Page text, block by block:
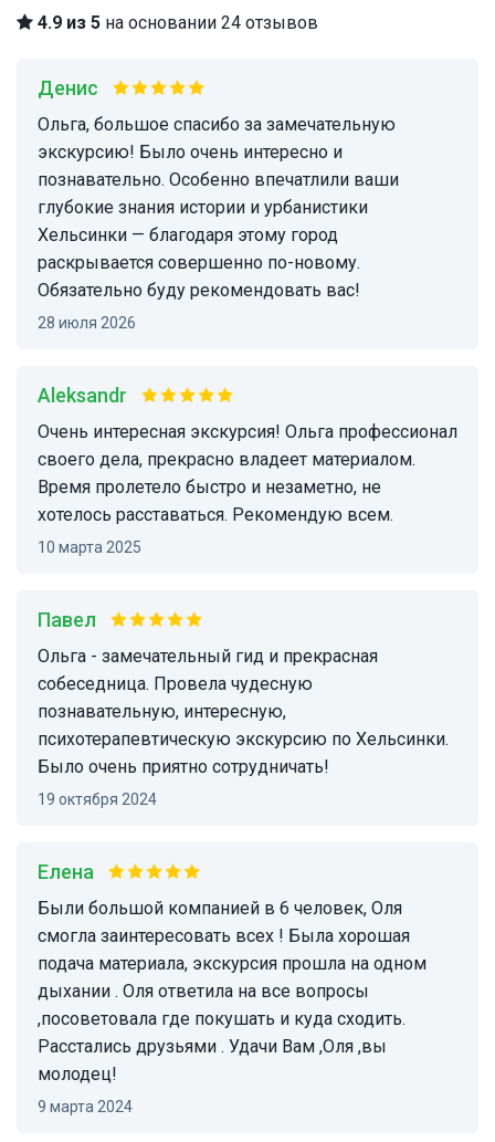
4.9 из 5 на основании 24 отзывов
Денис
Ольга, большое спасибо за замечательную
экскурсию! Было очень интересно и
познавательно. Особенно впечатлили ваши
глубокие знания истории и урбанистики
Хельсинки — благодаря этому город
раскрывается совершенно по-новому.
Обязательно буду рекомендовать вас!
28 июля 2026
Aleksandr
Очень интересная экскурсия! Ольга профессионал
своего дела, прекрасно владеет материалом.
Время пролетело быстро и незаметно, не
хотелось расставаться. Рекомендую всем.
10 марта 2025
Павел
Ольга - замечательный гид и прекрасная
собеседница. Провела чудесную
познавательную, интересную,
психотерапевтическую экскурсию по Хельсинки.
Было очень приятно сотрудничать!
19 октября 2024
Елена
Были большой компанией в 6 человек, Оля
смогла заинтересовать всех ! Была хорошая
подача материала, экскурсия прошла на одном
дыхании . Оля ответила на все вопросы
,посоветовала где покушать и куда сходить.
Расстались друзьями . Удачи Вам ,Оля ,вы
молодец!
9 марта 2024